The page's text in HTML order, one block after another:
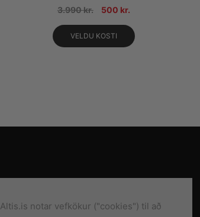
3.990kr. 500 kr.
VELDU KOSTI
Altis.is notar vefkökur ("cookies") til að